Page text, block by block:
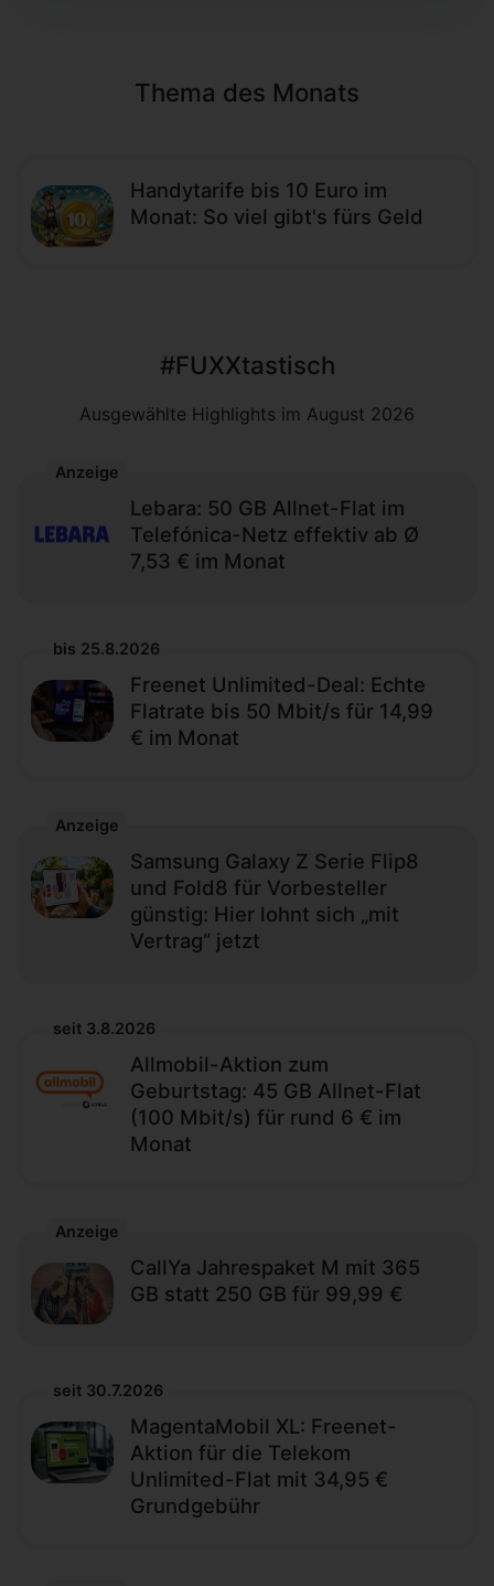
Thema des Monats
Handytarife bis 10 Euro im
Monat: So viel gibt's fürs Geld
#FUXXtastisch
Ausgewählte Highlights im August 2026
Anzeige
Lebara: 50 GB Allnet-Flat im
Telefónica-Netz effektiv ab Ø
7,53 € im Monat
bis 25.8.2026
Freenet Unlimited-Deal: Echte
Flatrate bis 50 Mbit/s für 14,99
€ im Monat
Anzeige
Samsung Galaxy Z Serie Flip8
und Fold8 für Vorbesteller
günstig: Hier lohnt sich „mit
Vertrag“ jetzt
seit 3.8.2026
Allmobil-Aktion zum
Geburtstag: 45 GB Allnet-Flat
(100 Mbit/s) für rund 6 € im
Monat
Anzeige
CallYa Jahrespaket M mit 365
GB statt 250 GB für 99,99 €
seit 30.7.2026
MagentaMobil XL: Freenet-
Aktion für die Telekom
Unlimited-Flat mit 34,95 €
Grundgebühr